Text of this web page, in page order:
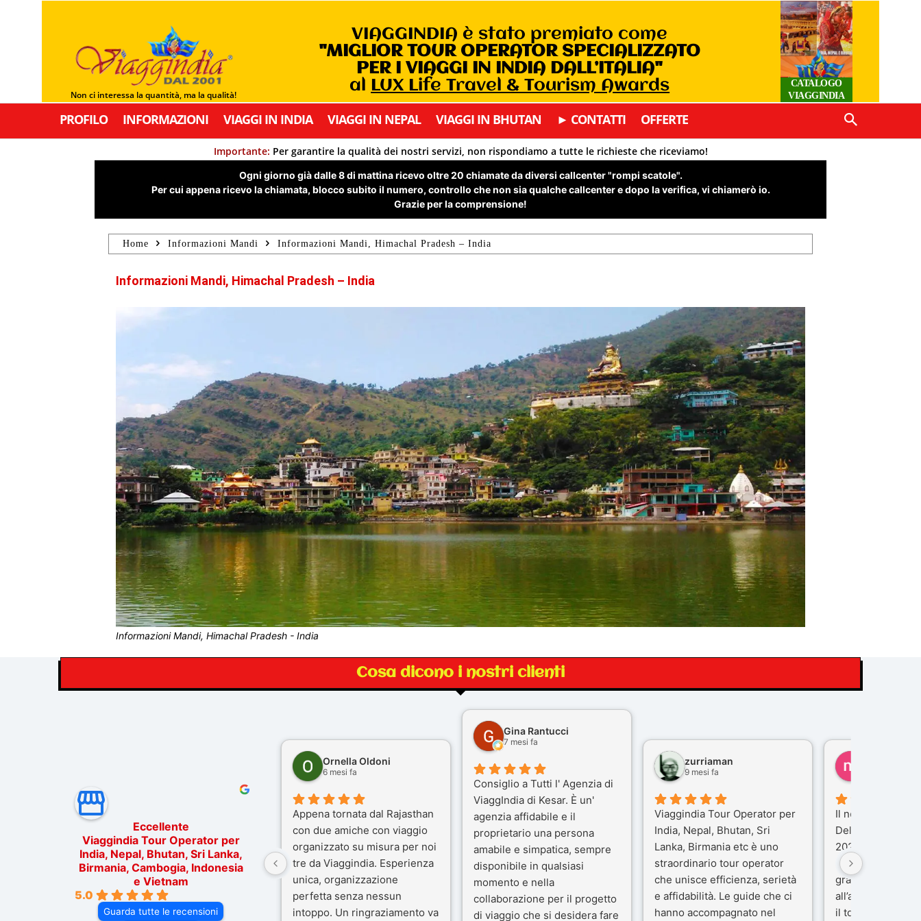
Non ci interessa la quantità, ma la qualità!
VIAGGINDIA è stato premiato come
"MIGLIOR TOUR OPERATOR SPECIALIZZATO
PER I VIAGGI IN INDIA DALL’ITALIA"
al LUX Life Travel & Tourism Awards
CATALOGO
VIAGGINDIA
PROFILO INFORMAZIONI VIAGGI IN INDIA VIAGGI IN NEPAL VIAGGI IN BHUTAN ► CONTATTI OFFERTE
Importante: Per garantire la qualità dei nostri servizi, non rispondiamo a tutte le richieste che riceviamo!
Ogni giorno già dalle 8 di mattina ricevo oltre 20 chiamate da diversi callcenter "rompi scatole".
Per cui appena ricevo la chiamata, blocco subito il numero, controllo che non sia qualche callcenter e dopo la verifica, vi chiamerò io.
Grazie per la comprensione!
Home Informazioni Mandi Informazioni Mandi, Himachal Pradesh – India
Informazioni Mandi, Himachal Pradesh – India
Informazioni Mandi, Himachal Pradesh - India
Cosa dicono i nostri clienti
Eccellente
Viaggindia Tour Operator per
India, Nepal, Bhutan, Sri Lanka,
Birmania, Cambogia, Indonesia
e Vietnam
5.0
Guarda tutte le recensioni
Ornella Oldoni
6 mesi fa
Appena tornata dal Rajasthan
con due amiche con viaggio
organizzato su misura per noi
tre da Viaggindia. Esperienza
unica, organizzazione
perfetta senza nessun
intoppo. Un ringraziamento va
Gina Rantucci
7 mesi fa
Consiglio a Tutti l' Agenzia di
ViaggIndia di Kesar. È un'
agenzia affidabile e il
proprietario una persona
amabile e simpatica, sempre
disponibile in qualsiasi
momento e nella
collaborazione per il progetto
di viaggio che si desidera fare
zurriaman
9 mesi fa
Viaggindia Tour Operator per
India, Nepal, Bhutan, Sri
Lanka, Birmania etc è uno
straordinario tour operator
che unisce efficienza, serietà
e affidabilità. Le guide che ci
hanno accompagnato nel
Il nostro viaggio
Delhi e Varanasi
2025), è stata
che porteremo
gran parte del
all’agenzia che
il tour con cura e